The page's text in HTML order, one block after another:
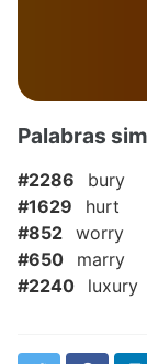
Palabras
#2286
bury
#1629
hurt
#852 worry
#650
marry
#2240
luxury